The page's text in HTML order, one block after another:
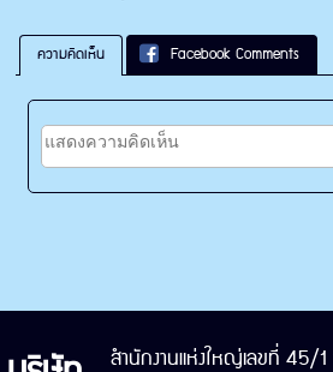
ความคิดเห็น Facebook Comments
สำนักงานแห่งใหญ่เลขที่ 45/